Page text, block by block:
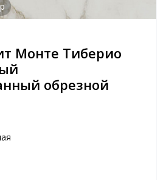
Монте Тиберио
обрезной